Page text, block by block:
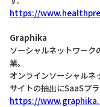
https://
Graphika
ソーシャルネットワー
業。
オンラインソーシャル
サイトの抽出にSaaSプ
https://